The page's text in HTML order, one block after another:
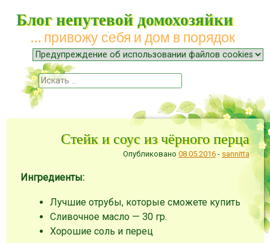
Блог непутевой домохозяйки
… привожу себя и дом в порядок
Меню
Наверх
Поиск
Стейк и соус из чёрного перца
Опубликовано 08.05.2016- sannitta
Ингредиенты:
Лучшие отрубы, которые сможете купить
Сливочное масло — 30 гр.
Хорошие соль и перец